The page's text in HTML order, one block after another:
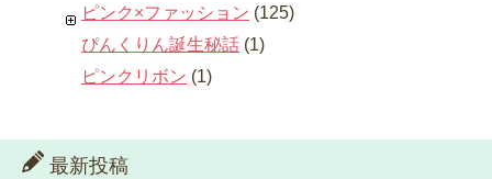
ピンク×ファッション (125)
ぴんくりん誕生秘話 (1)
ピンクリボン (1)
最新投稿